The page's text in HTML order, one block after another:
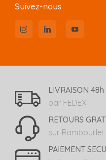
Suivez-nous
LIVRAISON 48h
par FEDEX
RETOURS
sur
PAIEMENT